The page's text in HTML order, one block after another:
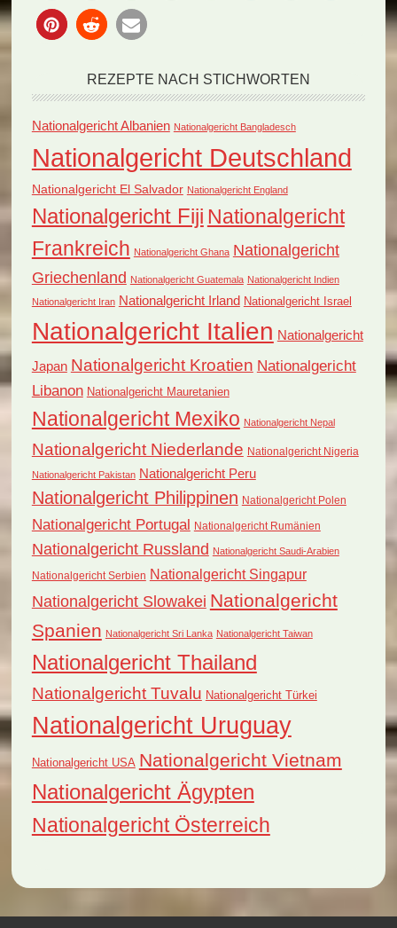
REZEPTE NACH STICHWORTEN
Nationalgericht Albanien Nationalgericht Bangladesch
Nationalgericht Deutschland
Nationalgericht El Salvador Nationalgericht England
Nationalgericht Fiji Nationalgericht
Frankreich Nationalgericht Ghana Nationalgericht
Griechenland Nationalgericht Guatemala Nationalgericht Indien
Nationalgericht Iran Nationalgericht Irland Nationalgericht Israel
Nationalgericht Italien Nationalgericht
Japan Nationalgericht Kroatien Nationalgericht
Libanon Nationalgericht Mauretanien
Nationalgericht Mexiko Nationalgericht Nepal
Nationalgericht Niederlande Nationalgericht Nigeria
Nationalgericht Pakistan Nationalgericht Peru
Nationalgericht Philippinen Nationalgericht Polen
Nationalgericht Portugal Nationalgericht Rumänien
Nationalgericht Russland Nationalgericht Saudi-Arabien
Nationalgericht Serbien Nationalgericht Singapur
Nationalgericht Slowakei Nationalgericht
Spanien Nationalgericht Sri Lanka Nationalgericht Taiwan
Nationalgericht Thailand
Nationalgericht Tuvalu Nationalgericht Türkei
Nationalgericht Uruguay
Nationalgericht USA Nationalgericht Vietnam
Nationalgericht Ägypten
Nationalgericht Österreich